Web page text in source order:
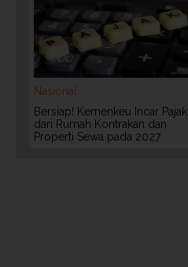
Nasional
Bersiap! Kemenkeu Incar Pajak
dari Rumah Kontrakan dan
Properti Sewa pada 2027